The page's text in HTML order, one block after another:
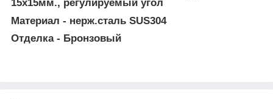
15х15мм., регулируемый угол
Материал - нерж.сталь SUS304
Отделка - Бронзовый